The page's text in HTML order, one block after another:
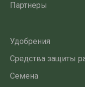
Партнеры
Удобрения
Средства защиты
Семена